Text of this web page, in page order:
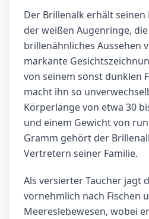
Der Brillenalk erhält
der weißen Augenringe,
brillenähnliches Aussehen
markante
von seinem sonst dunklen
macht ihn so
Körperlänge von etwa 30
und einem Gewicht von
Gramm gehört der
Vertretern seiner Familie.
Als versierter Taucher jagt
vornehmlich nach Fischen
Meereslebewesen, wobei